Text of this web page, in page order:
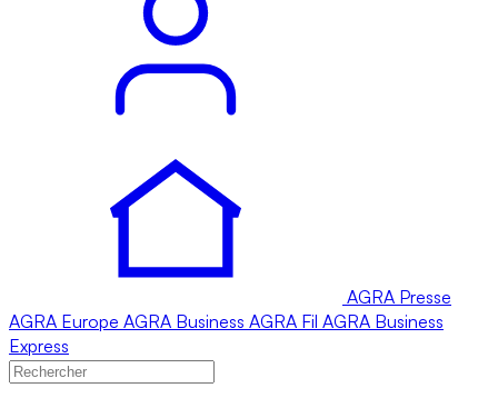
AGRA Presse
AGRA Europe AGRA Business AGRA Fil AGRA Business
Express